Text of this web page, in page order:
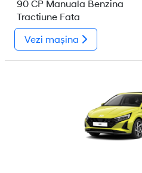
90 CP Manuala Benzina
Tractiune Fata
Vezi mașina